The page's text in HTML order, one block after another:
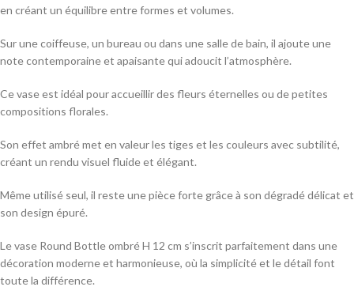
en créant un équilibre entre formes et volumes.
Sur une coiffeuse, un bureau ou dans une salle de bain, il ajoute une
note contemporaine et apaisante qui adoucit l’atmosphère.
Ce vase est idéal pour accueillir des fleurs éternelles ou de petites
compositions florales.
Son effet ambré met en valeur les tiges et les couleurs avec subtilité,
créant un rendu visuel fluide et élégant.
Même utilisé seul, il reste une pièce forte grâce à son dégradé délicat et
son design épuré.
Le vase Round Bottle ombré H 12 cm s’inscrit parfaitement dans une
décoration moderne et harmonieuse, où la simplicité et le détail font
toute la différence.